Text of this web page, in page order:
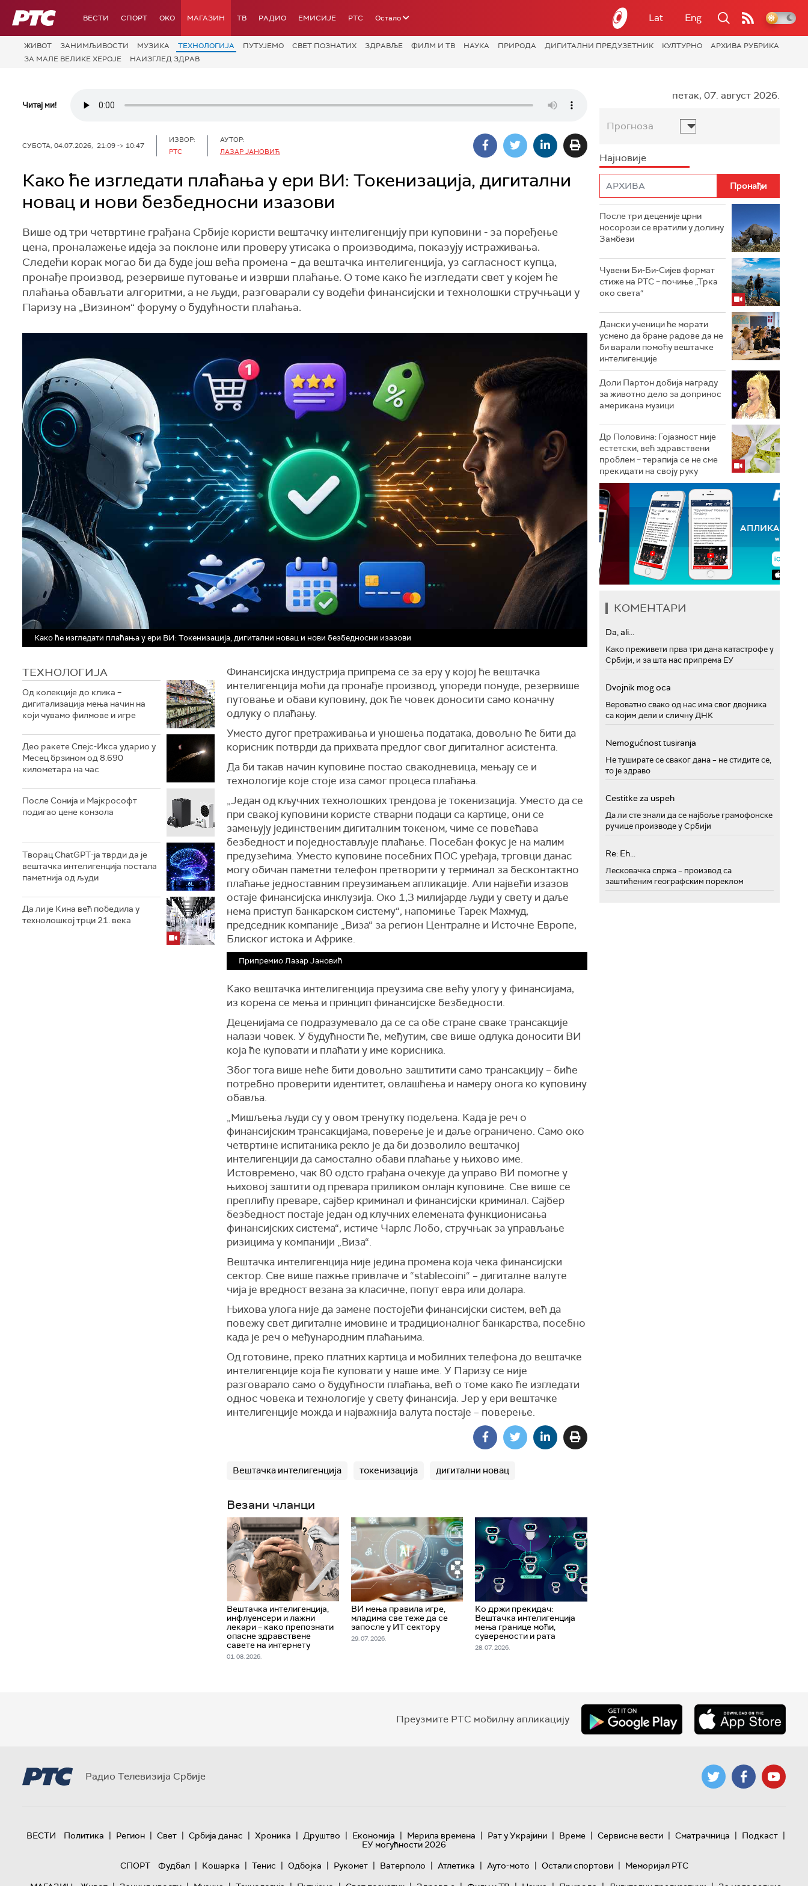
РТС ВЕСТИ СПОРТ OKO МАГАЗИН ТВ РАДИО ЕМИСИЈЕ РТС Остало Lat Eng
ЖИВОТ ЗАНИМЉИВОСТИ МУЗИКА ТЕХНОЛОГИЈA ПУТУЈЕМО СВЕТ ПОЗНАТИХ ЗДРАВЉЕ ФИЛМ И ТВ НАУКА ПРИРОДА ДИГИТАЛНИ ПРЕДУЗЕТНИК КУЛТУРНО
АРХИВА РУБРИКА
ЗА МАЛЕ ВЕЛИКЕ ХЕРОЈЕ
НАИЗГЛЕД ЗДРАВ
Читај ми!
СУБОТА, 04.07.2026, 21:09 -> 10:47
ИЗВОР:
РТС
АУТОР:
ЛАЗАР ЈАНОВИЋ
Како ће изгледати плаћања у ери ВИ: Токенизација, дигитални
новац и нови безбедносни изазови
Више од три четвртине грађана Србије користи вештачку интелигенцију при куповини - за поређење
цена, проналажење идеја за поклоне или проверу утисака о производима, показују истраживања.
Следећи корак могао би да буде још већа промена – да вештачка интелигенција, уз сагласност купца,
пронађе производ, резервише путовање и изврши плаћање. О томе како ће изгледати свет у којем ће
плаћања обављати алгоритми, а не људи, разговарали су водећи финансијски и технолошки стручњаци у
Паризу на „Визином“ форуму о будућности плаћања.
Како ће изгледати плаћања у ери ВИ: Токенизација, дигитални новац и нови безбедносни изазови
ТЕХНОЛОГИЈA
Од колекције до клика –
дигитализација мења начин на
који чувамо филмове и игре
Део ракете Спејс-Икса ударио у
Месец брзином од 8.690
километара на час
После Сонија и Мајкрософт
подигао цене конзола
Творац ChatGPT-ја тврди да је
вештачка интелигенција постала
паметнија од људи
Да ли је Кина већ победила у
технолошкој трци 21. века
Финансијска индустрија припрема се за еру у којој ће вештачка
интелигенција моћи да пронађе производ, упореди понуде, резервише
путовање и обави куповину, док ће човек доносити само коначну
одлуку о плаћању.
Уместо дугог претраживања и уношења података, довољно ће бити да
корисник потврди да прихвата предлог свог дигиталног асистента.
Да би такав начин куповине постао свакодневица, мењају се и
технологије које стоје иза самог процеса плаћања.
„Један од кључних технолошких трендова је токенизација. Уместо да се
при свакој куповини користе стварни подаци са картице, они се
замењују јединственим дигиталним токеном, чиме се повећава
безбедност и поједностављује плаћање. Посебан фокус је на малим
предузећима. Уместо куповине посебних ПОС уређаја, трговци данас
могу обичан паметни телефон претворити у терминал за бесконтактно
плаћање једноставним преузимањем апликације. Али највећи изазов
остаје финансијска инклузија. Око 1,3 милијарде људи у свету и даље
нема приступ банкарском систему“, напомиње Тарек Махмуд,
председник компаније „Виза“ за регион Централне и Источне Европе,
Блиског истока и Африке.
Припремио Лазар Јановић
Како вештачка интелигенција преузима све већу улогу у финансијама,
из корена се мења и принцип финансијске безбедности.
Деценијама се подразумевало да се са обе стране сваке трансакције
налази човек. У будућности ће, међутим, све више одлука доносити ВИ
која ће куповати и плаћати у име корисника.
Због тога више неће бити довољно заштитити само трансакцију – биће
потребно проверити идентитет, овлашћења и намеру онога ко куповину
обавља.
„Мишљења људи су у овом тренутку подељена. Када је реч о
финансијским трансакцијама, поверење је и даље ограничено. Само око
четвртине испитаника рекло је да би дозволило вештачкој
интелигенцији да самостално обави плаћање у њихово име.
Истовремено, чак 80 одсто грађана очекује да управо ВИ помогне у
њиховој заштити од превара приликом онлајн куповине. Све више се
преплићу преваре, сајбер криминал и финансијски криминал. Сајбер
безбедност постаје један од клучних елемената функционисања
финансијских система“, истиче Чарлс Лобо, стручњак за управљање
ризицима у компанији „Виза“.
Вештачка интелигенција није једина промена која чека финансијски
сектор. Све више пажње привлаче и “stablecoini“ – дигиталне валуте
чија је вредност везана за класичне, попут евра или долара.
Њихова улога није да замене постојећи финансијски систем, већ да
повежу свет дигиталне имовине и традиционалног банкарства, посебно
када је реч о међународним плаћањима.
Од готовине, преко платних картица и мобилних телефона до вештачке
интелигенције која ће куповати у наше име. У Паризу се није
разговарало само о будућности плаћања, већ о томе како ће изгледати
однос човека и технологије у свету финансија. Јер у ери вештачке
интелигенције можда и најважнија валута постаје – поверење.
Вештачка интелигенција токенизација дигитални новац
Везани чланци
Вештачка интелигенција,
инфлуенсери и лажни
лекари – како препознати
опасне здравствене
савете на интернету
01. 08. 2026.
ВИ мења правила игре,
младима све теже да се
запосле у ИТ сектору
29. 07. 2026.
Ко држи прекидач:
Вештачка интелигенција
мења границе моћи,
суверености и рата
28. 07. 2026.
петак, 07. август 2026.
Прогноза
Најновије
После три деценије црни
носорози се вратили у долину
Замбези
Чувени Би-Би-Сијев формат
стиже на РТС – почиње „Трка
око света“
Дански ученици ће морати
усмено да бране радове да не
би варали помоћу вештачке
интелигенције
Доли Партон добија награду
за животно дело за допринос
американа музици
Др Половина: Гојазност није
естетски, већ здравствени
проблем – терапија се не сме
прекидати на своју руку
КОМЕНТАРИ
Da, ali...
Како преживети прва три дана катастрофе у
Србији, и за шта нас припрема ЕУ
Dvojnik mog oca
Вероватно свако од нас има свог двојника
са којим дели и сличну ДНК
Nemogućnost tusiranja
Не туширате се сваког дана – не стидите се,
то је здраво
Cestitke za uspeh
Да ли сте знали да се најбоље грамофонске
ручице производе у Србији
Re: Eh...
Лесковачка спржа – производ са
заштићеним географским пореклом
Преузмите РТС мобилну апликацију
Радио Телевизија Србије
ВЕСТИ Политика | Регион | Свет | Србија данас | Хроника | Друштво | Економија | Мерила времена | Рат у Украјини | Време | Сервисне вести | Сматрачница | Подкаст |
ЕУ могућности 2026
СПОРТ
Фудбал | Кошарка | Тенис | Одбојка | Рукомет | Ватерполо | Атлетика | Ауто-мото | Остали спортови | Меморијал РТС